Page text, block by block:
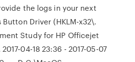
the logs in your next
Button Driver (HKLM-x32\.
Study for HP Officejet
04-18 23:36 - 2017-05-07